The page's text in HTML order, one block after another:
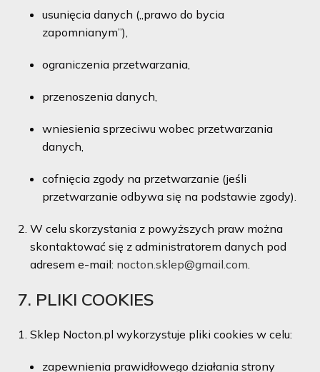
usunięcia danych („prawo do bycia
zapomnianym”),
ograniczenia przetwarzania,
przenoszenia danych,
wniesienia sprzeciwu wobec przetwarzania
danych,
cofnięcia zgody na przetwarzanie (jeśli
przetwarzanie odbywa się na podstawie zgody).
W celu skorzystania z powyższych praw można
skontaktować się z administratorem danych pod
adresem e-mail: nocton.sklep@gmail.com.
7. PLIKI COOKIES
Sklep Nocton.pl wykorzystuje pliki cookies w celu:
zapewnienia prawidłowego działania strony